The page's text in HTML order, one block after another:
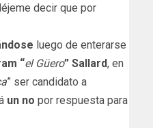
decir que por
luego de enterarse
“el Güero” Sallard, en
” ser candidato a
un no por respuesta para